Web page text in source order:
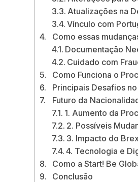
Atualizações na
Vínculo com
Como essas
Documentação
Cuidado com
Como Funciona o
Principais Desafios
Futuro da
1. Aumento da
2. Possíveis
3. Impacto do
4. Tecnologia e
Como a Start! Be
Conclusão